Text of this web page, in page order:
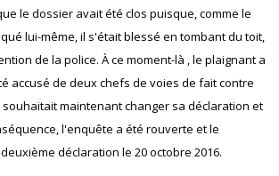
le dossier avait été clos puisque, comme le
lui-même, il s'était blessé en tombant du toit,
de la police. À ce moment-là , le plaignant a
accusé de deux chefs de voies de fait contre
maintenant changer sa déclaration et
l'enquête a été rouverte et le
déclaration le 20 octobre 2016.